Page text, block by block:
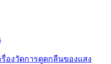
ครื่องวัดการดูดกลืนของแสง